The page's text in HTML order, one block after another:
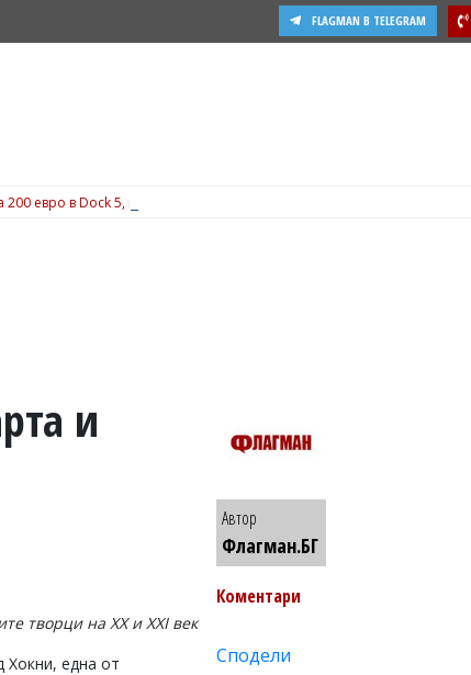
FLAGMAN В TELEGRAM
евро в Dock 5, вижте подробности
и
творци на XX и XXI век
Хокни, една от
Автор
Флагман.БГ
Коментари
Сподели